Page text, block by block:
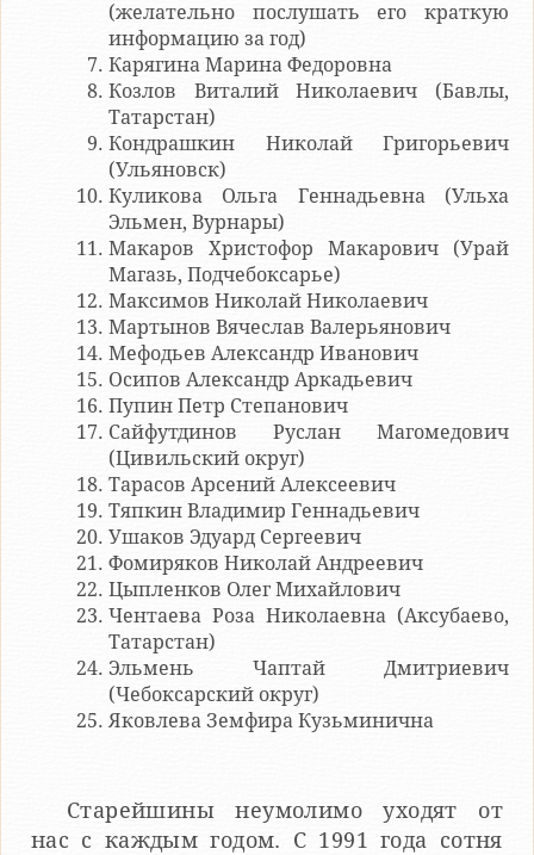
(желательно послушать его краткую
информацию за год)
Карягина Марина Федоровна
Козлов Виталий Николаевич (Бавлы,
Татарстан)
Кондрашкин Николай Григорьевич
(Ульяновск)
Куликова Ольга Геннадьевна (Ульха
Эльмен, Вурнары)
Макаров Христофор Макарович (Урай
Магазь, Подчебоксарье)
Максимов Николай Николаевич
Мартынов Вячеслав Валерьянович
Мефодьев Александр Иванович
Осипов Александр Аркадьевич
Пупин Петр Степанович
Сайфутдинов Руслан Магомедович
(Цивильский округ)
Тарасов Арсений Алексеевич
Тяпкин Владимир Геннадьевич
Ушаков Эдуард Сергеевич
Фомиряков Николай Андреевич
Цыпленков Олег Михайлович
Чентаева Роза Николаевна (Аксубаево,
Татарстан)
Эльмень Чаптай Дмитриевич
(Чебоксарский округ)
Яковлева Земфира Кузьминична
Старейшины неумолимо уходят от
нас с каждым годом. С 1991 года сотня